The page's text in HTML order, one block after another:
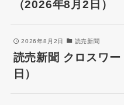
（2026年8月2日）
2026年8月2日 読売新聞
読売新聞 クロスワ
日）